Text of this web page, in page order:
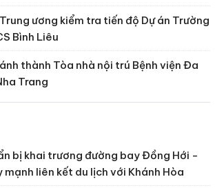
ương kiểm tra tiến độ Dự án Trường
Bình Liêu
thành Tòa nhà nội trú Bệnh viện Đa
Trang
bị khai trương đường bay Đồng Hới -
mạnh liên kết du lịch với Khánh Hòa